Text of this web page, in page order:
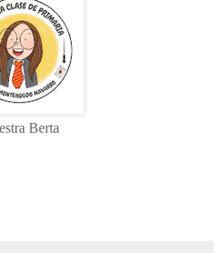
Berta